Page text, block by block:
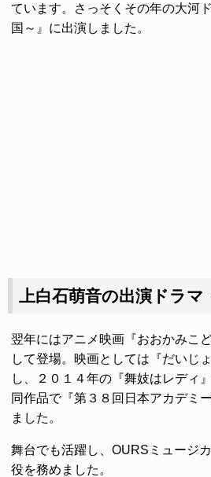
ています。さっそくその年の大河
国～』に出演しました。
上白石萌音の出演ドラマ
翌年にはアニメ映画『おおかみこ
して登場。映画としては『だいじ
し、２０１４年の『舞妓はレディ
同作品で『第３８回日本アカデミ
ました。
舞台でも活躍し、OURSミュージ
役を務めました。